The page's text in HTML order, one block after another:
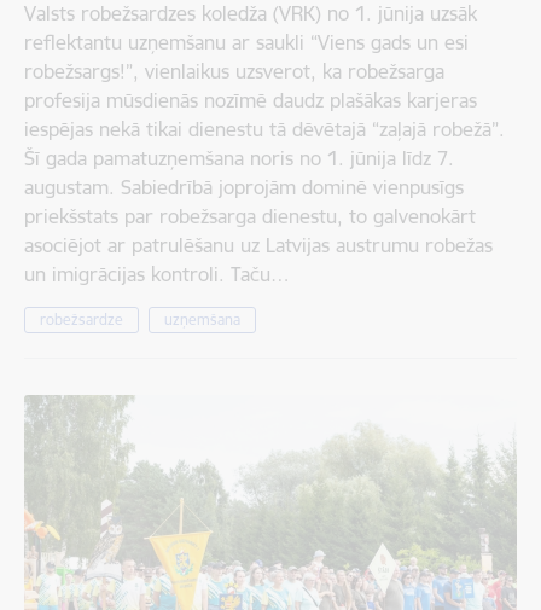
Valsts robežsardzes koledža (VRK) no 1. jūnija uzsāk
reflektantu uzņemšanu ar saukli “Viens gads un esi
robežsargs!”, vienlaikus uzsverot, ka robežsarga
profesija mūsdienās nozīmē daudz plašākas karjeras
iespējas nekā tikai dienestu tā dēvētajā “zaļajā robežā”.
Šī gada pamatuzņemšana noris no 1. jūnija līdz 7.
augustam. Sabiedrībā joprojām dominē vienpusīgs
priekšstats par robežsarga dienestu, to galvenokārt
asociējot ar patrulēšanu uz Latvijas austrumu robežas
un imigrācijas kontroli. Taču…
robežsardze uzņemšana